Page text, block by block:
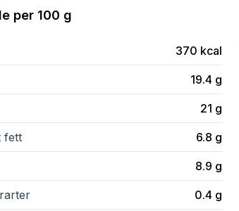
per 100 g
370 kcal
19.4 g
21 g
fett 6.8 g
8.9 g
0.4 g